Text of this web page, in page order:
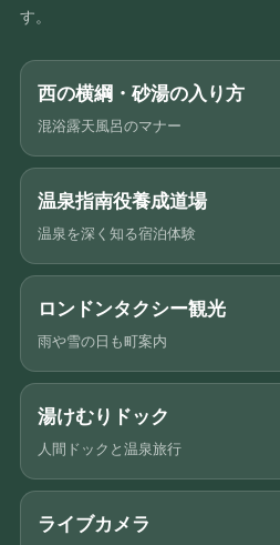
す。
西の横綱・砂湯の入り方
混浴露天風呂のマナー
温泉指南役養成道場
温泉を深く知る宿泊体験
ロンドンタクシー観光
雨や雪の日も町案内
湯けむりドック
人間ドックと温泉旅行
ライブカメラ